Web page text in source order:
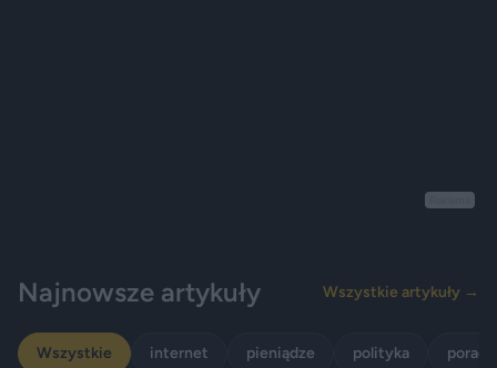
Najnowsze artykuły Wszystkie artykuły →
Wszystkie internet pieniądze polityka porady